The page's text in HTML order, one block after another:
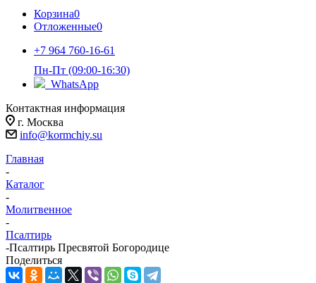
Корзина0
Отложенные0
+7 964 760-16-61
Пн-Пт (09:00-16:30)
WhatsApp
Контактная информация
г. Москва
info@kormchiy.su
Главная
-
Каталог
-
Молитвенное
-
Псалтирь
-Псалтирь Пресвятой Богородице
Поделиться